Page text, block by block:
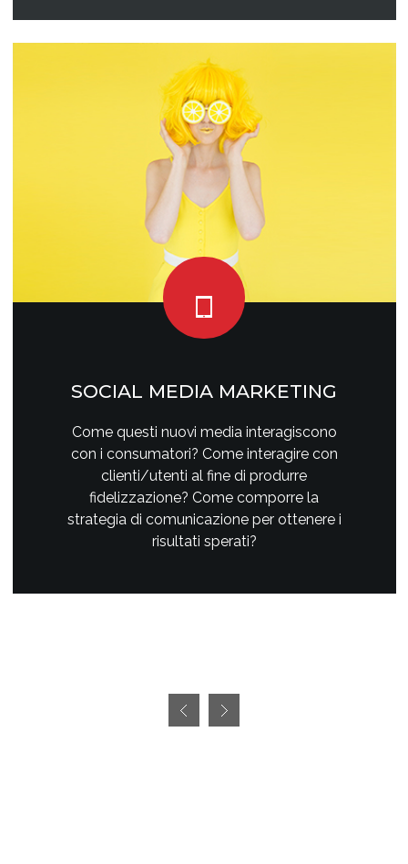
SOCIAL MEDIA MARKETING
Come questi nuovi media interagiscono
con i consumatori? Come interagire con
clienti/utenti al fine di produrre
fidelizzazione? Come comporre la
strategia di comunicazione per ottenere i
risultati sperati?